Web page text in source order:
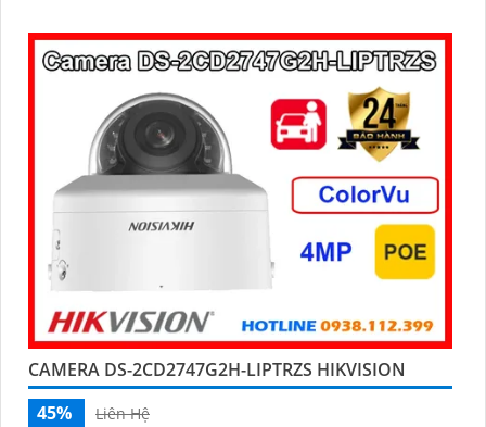
ngoài trời hiệu quả
CAMERA DS-2CD2747G2H-LIPTRZS HIKVISION
45%
Liên Hệ